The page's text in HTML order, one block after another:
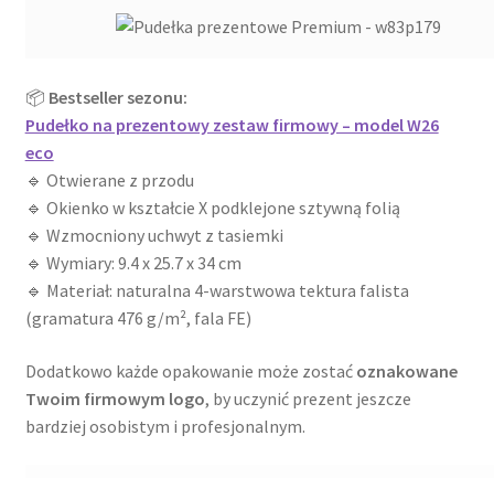
Wishlist
📦 Bestseller sezonu:
Pudełko na prezentowy zestaw firmowy – model W26
eco
🔹 Otwierane z przodu
🔹 Okienko w kształcie X podklejone sztywną folią
🔹 Wzmocniony uchwyt z tasiemki
🔹 Wymiary: 9.4 x 25.7 x 34 cm
🔹 Materiał: naturalna 4-warstwowa tektura falista
(gramatura 476 g/m², fala FE)
Dodatkowo każde opakowanie może zostać oznakowane
Twoim firmowym logo, by uczynić prezent jeszcze
bardziej osobistym i profesjonalnym.